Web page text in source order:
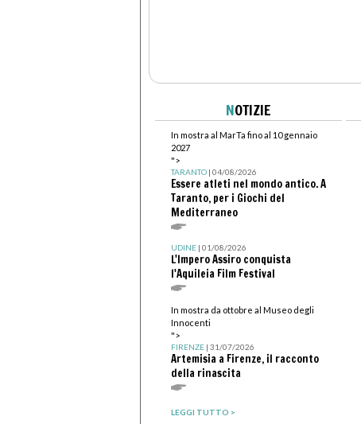
NOTIZIE
In mostra al MarTa fino al 10 gennaio
2027
">
TARANTO| 04/08/2026
Essere atleti nel mondo antico. A
Taranto, per i Giochi del
Mediterraneo
UDINE| 01/08/2026
L'Impero Assiro conquista
l'Aquileia Film Festival
In mostra da ottobre al Museo degli
Innocenti
">
FIRENZE| 31/07/2026
Artemisia a Firenze, il racconto
della rinascita
LEGGI TUTTO >